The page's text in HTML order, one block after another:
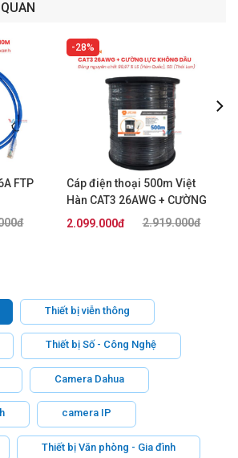
FTP
28%
Cáp điện thoại 500m Việt
Hàn CAT3 26AWG + CƯỜNG
LỰC KHÔNG DẦU2.919.000đ
2.099.000đ
Thiết bị viễn thông
Thiết bị Số - Công Nghệ
Camera Dahua
camera IP
Thiết bị Văn phòng - Gia đình